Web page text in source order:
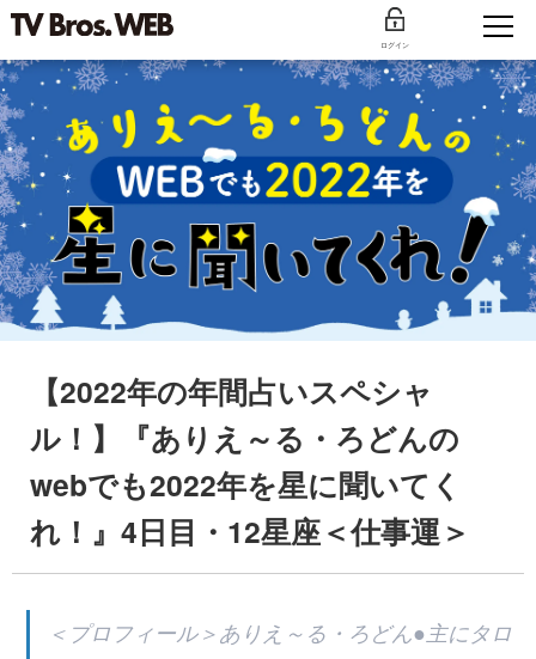
ログイン
【2022年の年間占いスペシャ
ル！】『ありえ～る・ろどんの
webでも2022年を星に聞いてく
れ！』4日目・12星座＜仕事運＞
＜プロフィール＞ありえ～る・ろどん●主にタロ